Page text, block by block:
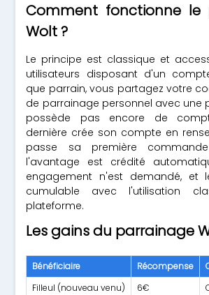
Comment fonctionne le
Wolt ?
Le principe est classique et
utilisateurs disposant d'un
que parrain, vous partagez votre
de parrainage personnel avec une
possède pas encore de
dernière crée son compte en
passe sa première
l'avantage est crédité
engagement n'est demandé, et
cumulable avec l'utilisation
plateforme.
Les gains du parrainage
Bénéficiaire Récompense
Filleul (nouveau venu)
6€